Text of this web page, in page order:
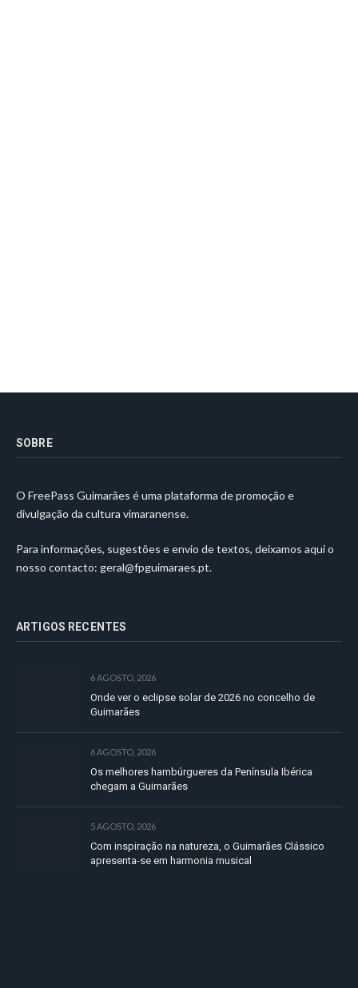
SOBRE
O FreePass Guimarães é uma plataforma de promoção e
divulgação da cultura vimaranense.
Para informações, sugestões e envio de textos, deixamos aqui o
nosso contacto: geral@fpguimaraes.pt.
ARTIGOS RECENTES
6 AGOSTO, 2026
Onde ver o eclipse solar de 2026 no concelho de
Guimarães
6 AGOSTO, 2026
Os melhores hambúrgueres da Península Ibérica
chegam a Guimarães
5 AGOSTO, 2026
Com inspiração na natureza, o Guimarães Clássico
apresenta-se em harmonia musical